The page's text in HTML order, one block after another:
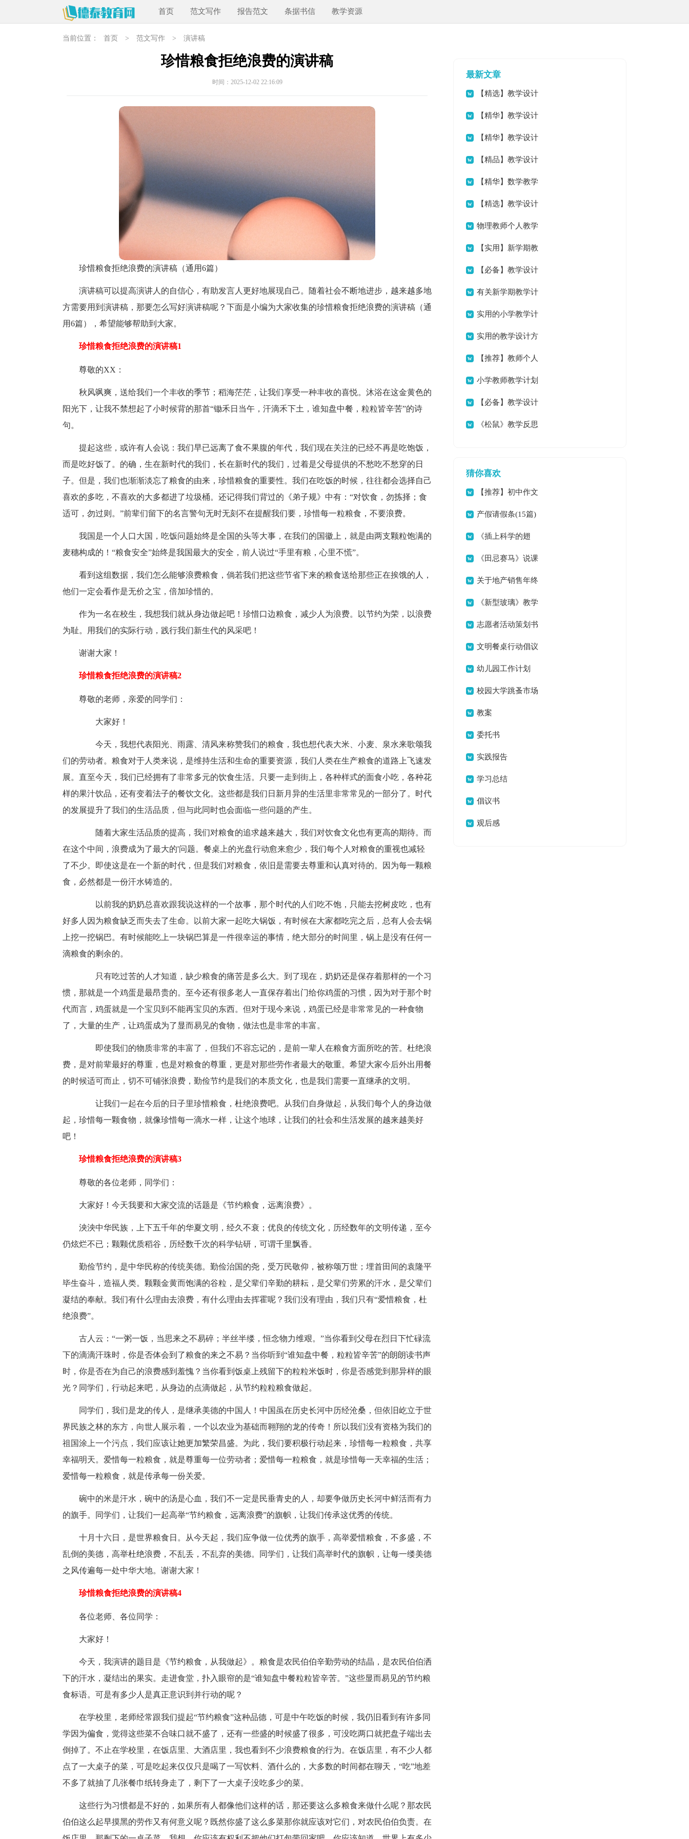
首页 范文写作 报告范文 条据书信 教学资源
当前位置： 首页 > 范文写作 > 演讲稿
珍惜粮食拒绝浪费的演讲稿
时间：2025-12-02 22:16:09
珍惜粮食拒绝浪费的演讲稿（通用6篇）
演讲稿可以提高演讲人的自信心，有助发言人更好地展现自己。随着社会不断地进步，越来越多地
方需要用到演讲稿，那要怎么写好演讲稿呢？下面是小编为大家收集的珍惜粮食拒绝浪费的演讲稿（通
用6篇），希望能够帮助到大家。
珍惜粮食拒绝浪费的演讲稿1
尊敬的XX：
秋风飒爽，送给我们一个丰收的季节；稻海茫茫，让我们享受一种丰收的喜悦。沐浴在这金黄色的
阳光下，让我不禁想起了小时候背的那首“锄禾日当午，汗滴禾下土，谁知盘中餐，粒粒皆辛苦”的诗
句。
提起这些，或许有人会说：我们早已远离了食不果腹的年代，我们现在关注的已经不再是吃饱饭，
而是吃好饭了。的确，生在新时代的我们，长在新时代的我们，过着是父母提供的不愁吃不愁穿的日
子。但是，我们也渐渐淡忘了粮食的由来，珍惜粮食的重要性。我们在吃饭的时候，往往都会选择自己
喜欢的多吃，不喜欢的大多都进了垃圾桶。还记得我们背过的《弟子规》中有：“对饮食，勿拣择；食
适可，勿过则。”前辈们留下的名言警句无时无刻不在提醒我们要，珍惜每一粒粮食，不要浪费。
我国是一个人口大国，吃饭问题始终是全国的头等大事，在我们的国徽上，就是由两支颗粒饱满的
麦穗构成的！“粮食安全”始终是我国最大的安全，前人说过“手里有粮，心里不慌”。
看到这组数据，我们怎么能够浪费粮食，倘若我们把这些节省下来的粮食送给那些正在挨饿的人，
他们一定会看作是无价之宝，倍加珍惜的。
作为一名在校生，我想我们就从身边做起吧！珍惜口边粮食，减少人为浪费。以节约为荣，以浪费
为耻。用我们的实际行动，践行我们新生代的风采吧！
谢谢大家！
珍惜粮食拒绝浪费的演讲稿2
尊敬的老师，亲爱的同学们：
大家好！
今天，我想代表阳光、雨露、清风来称赞我们的粮食，我也想代表大米、小麦、泉水来歌颂我
们的劳动者。粮食对于人类来说，是维持生活和生命的重要资源，我们人类在生产粮食的道路上飞速发
展。直至今天，我们已经拥有了非常多元的饮食生活。只要一走到街上，各种样式的面食小吃，各种花
样的果汁饮品，还有变着法子的餐饮文化。这些都是我们日新月异的生活里非常常见的一部分了。时代
的发展提升了我们的生活品质，但与此同时也会面临一些问题的产生。
随着大家生活品质的提高，我们对粮食的追求越来越大，我们对饮食文化也有更高的期待。而
在这个中间，浪费成为了最大的'问题。餐桌上的光盘行动愈来愈少，我们每个人对粮食的重视也减轻
了不少。即使这是在一个新的时代，但是我们对粮食，依旧是需要去尊重和认真对待的。因为每一颗粮
食，必然都是一份汗水铸造的。
以前我的奶奶总喜欢跟我说这样的一个故事，那个时代的人们吃不饱，只能去挖树皮吃，也有
好多人因为粮食缺乏而失去了生命。以前大家一起吃大锅饭，有时候在大家都吃完之后，总有人会去锅
上挖一挖锅巴。有时候能吃上一块锅巴算是一件很幸运的事情，绝大部分的时间里，锅上是没有任何一
滴粮食的剩余的。
只有吃过苦的人才知道，缺少粮食的痛苦是多么大。到了现在，奶奶还是保存着那样的一个习
惯，那就是一个鸡蛋是最昂贵的。至今还有很多老人一直保存着出门给你鸡蛋的习惯，因为对于那个时
代而言，鸡蛋就是一个宝贝到不能再宝贝的东西。但对于现今来说，鸡蛋已经是非常常见的一种食物
了，大量的生产，让鸡蛋成为了显而易见的食物，做法也是非常的丰富。
即使我们的物质非常的丰富了，但我们不容忘记的，是前一辈人在粮食方面所吃的苦。杜绝浪
费，是对前辈最好的尊重，也是对粮食的尊重，更是对那些劳作者最大的敬重。希望大家今后外出用餐
的时候适可而止，切不可铺张浪费，勤俭节约是我们的本质文化，也是我们需要一直继承的文明。
让我们一起在今后的日子里珍惜粮食，杜绝浪费吧。从我们自身做起，从我们每个人的身边做
起，珍惜每一颗食物，就像珍惜每一滴水一样，让这个地球，让我们的社会和生活发展的越来越美好
吧！
珍惜粮食拒绝浪费的演讲稿3
尊敬的各位老师，同学们：
大家好！今天我要和大家交流的话题是《节约粮食，远离浪费》。
泱泱中华民族，上下五千年的华夏文明，经久不衰；优良的传统文化，历经数年的文明传递，至今
仍炫烂不已；颗颗优质稻谷，历经数千次的科学钻研，可谓千里飘香。
勤俭节约，是中华民称的传统美德。勤俭治国的尧，受万民敬仰，被称颂万世；埋首田间的袁隆平
毕生奋斗，造福人类。颗颗金黄而饱满的谷粒，是父辈们辛勤的耕耘，是父辈们劳累的汗水，是父辈们
凝结的奉献。我们有什么理由去浪费，有什么理由去挥霍呢？我们没有理由，我们只有“爱惜粮食，杜
绝浪费”。
古人云：“一粥一饭，当思来之不易碎；半丝半缕，恒念物力维艰。”当你看到父母在烈日下忙碌流
下的滴滴汗珠时，你是否体会到了粮食的来之不易？当你听到“谁知盘中餐，粒粒皆辛苦”的朗朗读书声
时，你是否在为自己的浪费感到羞愧？当你看到饭桌上残留下的粒粒米饭时，你是否感觉到那异样的眼
光？同学们，行动起来吧，从身边的点滴做起，从节约粒粒粮食做起。
同学们，我们是龙的传人，是继承美德的中国人！中国虽在历史长河中历经沧桑，但依旧屹立于世
界民族之林的东方，向世人展示着，一个以农业为基础而翱翔的龙的传奇！所以我们没有资格为我们的
祖国涂上一个污点，我们应该让她更加繁荣昌盛。为此，我们要积极行动起来，珍惜每一粒粮食，共享
幸福明天。爱惜每一粒粮食，就是尊重每一位劳动者；爱惜每一粒粮食，就是珍惜每一天幸福的生活；
爱惜每一粒粮食，就是传承每一份关爱。
碗中的米是汗水，碗中的汤是心血，我们不一定是民垂青史的人，却要争做历史长河中鲜活而有力
的旗手。同学们，让我们一起高举“节约粮食，远离浪费”的旗帜，让我们传承这优秀的传统。
十月十六日，是世界粮食日。从今天起，我们应争做一位优秀的旗手，高举爱惜粮食，不多盛，不
乱倒的美德，高举杜绝浪费，不乱丢，不乱弃的美德。同学们，让我们高举时代的旗帜，让每一缕美德
之风传遍每一处中华大地。谢谢大家！
珍惜粮食拒绝浪费的演讲稿4
各位老师、各位同学：
大家好！
今天，我演讲的题目是《节约粮食，从我做起》。粮食是农民伯伯辛勤劳动的结晶，是农民伯伯洒
下的汗水，凝结出的果实。走进食堂，扑入眼帘的是“谁知盘中餐粒粒皆辛苦。”这些显而易见的节约粮
食标语。可是有多少人是真正意识到并行动的呢？
在学校里，老师经常跟我们提起“节约粮食”这种品德，可是中午吃饭的时候，我仍旧看到有许多同
学因为偏食，觉得这些菜不合味口就不盛了，还有一些盛的时候盛了很多，可没吃两口就把盘子端出去
倒掉了。不止在学校里，在饭店里、大酒店里，我也看到不少浪费粮食的行为。在饭店里，有不少人都
点了一大桌子的菜，可是吃起来仅仅只是喝了一写饮料、酒什么的，大多数的时间都在聊天，“吃”地差
不多了就抽了几张餐巾纸转身走了，剩下了一大桌子没吃多少的菜。
这些行为习惯都是不好的，如果所有人都像他们这样的话，那还要这么多粮食来做什么呢？那农民
伯伯这么起早摸黑的劳作又有何意义呢？既然你盛了这么多菜那你就应该对它们，对农民伯伯负责。在
最新文章
【精选】教学设计
方案模板集合八篇
【精华】教学设计
方案模板汇编7篇
【精华】教学设计
方案模板汇编九篇
【精品】教学设计
方案模板集合7篇
【精华】数学教学
计划范文汇总5篇
【精选】教学设计
方案模板集合10篇
物理教师个人教学
计划 【实用】新学期教
学计划4篇
【必备】教学设计
方案范文汇编10篇
有关新学期教学计
划三篇实用的小学教学计
划音乐3篇
实用的教学设计方
案模板5篇
【推荐】教师个人
教学计划三篇
小学教师教学计划
集合8篇【必备】教学设计
方案集锦七篇
《松鼠》教学反思
猜你喜欢
【推荐】初中作文
汇编10篇
产假请假条(15篇)
《插上科学的翅
膀》 教学设计
《田忌赛马》说课
稿 关于地产销售年终
总结合集5篇
《新型玻璃》教学
反思志愿者活动策划书
文明餐桌行动倡议
书 幼儿园工作计划
校园大学跳蚤市场
活动策划书
教案
委托书
实践报告
学习总结
倡议书
观后感